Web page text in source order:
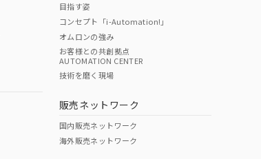
O
目指す姿
コンセプト「i-Automation!」
オムロンの強み
お客様との共創拠点
AUTOMATION CENTER
技術を磨く現場
販売ネットワーク
国内販売ネットワーク
海外販売ネットワーク